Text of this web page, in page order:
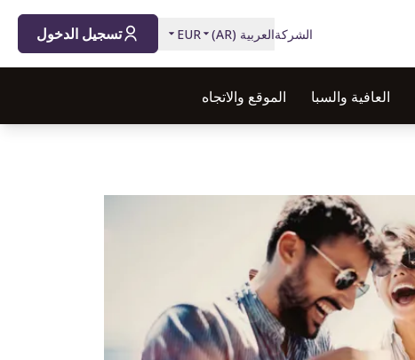
الشركةالعربية (
AR
)
EUR تسجيل الدخول
العافية والسبا الموقع والاتجاه